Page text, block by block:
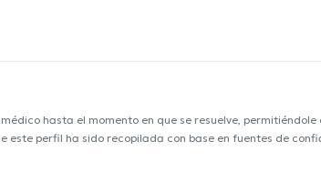
hasta el momento en que se resuelve,
perfil ha sido recopilada con base en fuentes de